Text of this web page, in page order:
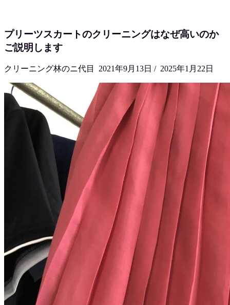
プリーツスカートのクリーニングはなぜ高いのか
ご説明します
クリーニング林のニ代目 2021年9月13日 / 2025年1月22日